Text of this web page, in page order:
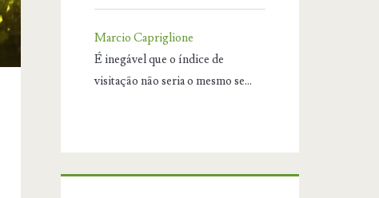
Marcio Capriglione
É inegável que o índice de
visitação não seria o mesmo se…